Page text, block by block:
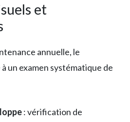
et
annuelle, le
un examen systématique de
: vérification de